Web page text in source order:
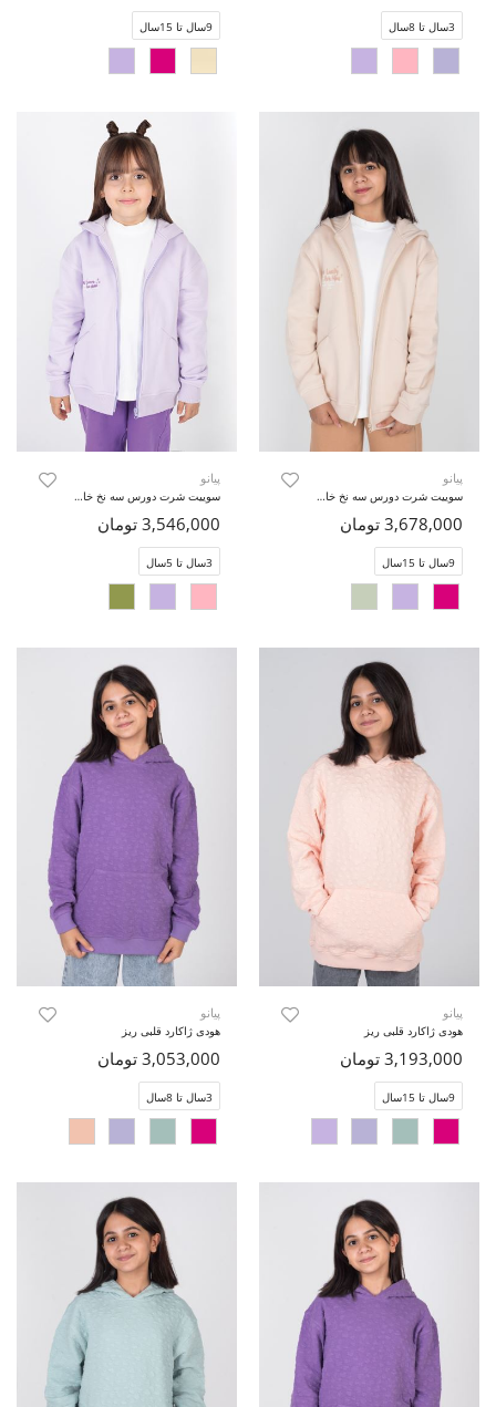
3سال تا 8سال 9سال تا 15سال
پیانو
سوییت شرت دورس سه نخ خار خورده (ست با کد 10726)
3,678,000 تومان
9سال تا 15سال
پیانو
سوییت شرت دورس سه نخ خار خورده (ست با کد10724)
3,546,000 تومان
3سال تا 5سال
پیانو
هودی ژاکارد قلبی ریز
3,193,000 تومان
9سال تا 15سال
پیانو
هودی ژاکارد قلبی ریز
3,053,000 تومان
3سال تا 8سال